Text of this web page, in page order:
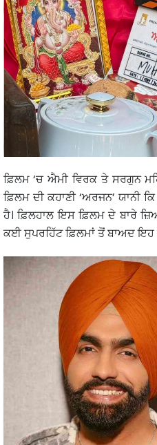
ਫ਼ਿਲਮ ‘ਚ ਐਮੀ ਵਿਰਕ ਤੇ ਸਰਗੁਨ
ਫ਼ਿਲਮ ਦੀ ਕਹਾਣੀ ‘ਅਰਜਨ’ ਯਾਨੀ
ਹੈ। ਫ਼ਿਲਹਾਲ ਇਸ ਫ਼ਿਲਮ ਦੇ ਬਾਰੇ
ਕਈ ਸੁਪਰਹਿੱਟ ਫ਼ਿਲਮਾਂ ਤੋਂ ਬਾਅਦ